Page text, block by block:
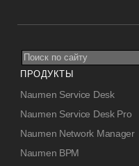
ПРОДУКТЫ
Naumen Service Desk
Naumen Service Desk Pro
Naumen Network Manager
Naumen BPM